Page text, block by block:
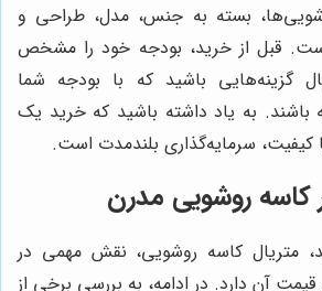
بسته به جنس، مدل، طراحی و
قبل از خرید، بودجه خود را مشخص
گزینه‌هایی باشید که با بودجه شما
باشند. به یاد داشته باشید که خرید یک
کیفیت، سرمایه‌گذاری بلندمدت است.
کاسه روشویی مدرن
متریال کاسه روشویی، نقش مهمی در
آن دارد. در ادامه، به بررسی برخی از